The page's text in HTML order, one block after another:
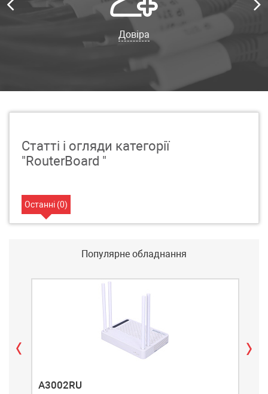
Довіра
Статті і огляди категорії
"RouterBoard "
Останні (0)
Популярне обладнання
A3002RU